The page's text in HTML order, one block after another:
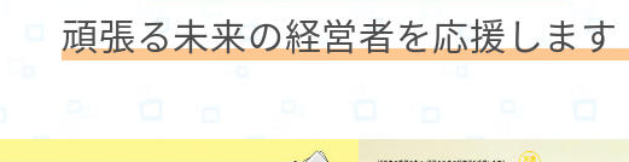
頑張る未来の経営者を応援します